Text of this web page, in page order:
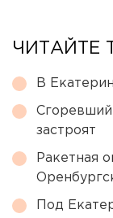
ЧИТАЙТЕ
В
застроят
Ракетная
Под